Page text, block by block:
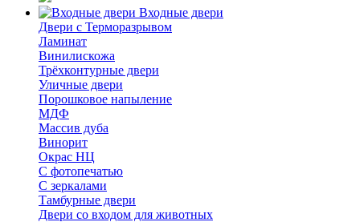
Входные двери
Двери с Терморазрывом
Ламинат
Винилискожа
Трёхконтурные двери
Уличные двери
Порошковое напыление
МДФ
Массив дуба
Винорит
Окрас НЦ
С фотопечатью
С зеркалами
Тамбурные двери
Двери со входом для животных